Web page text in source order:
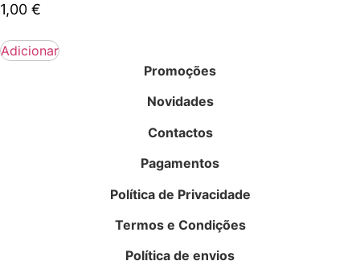
1,00 €
Adicionar
Promoções
Novidades
Contactos
Pagamentos
Política de Privacidade
Termos e Condições
Política de envios